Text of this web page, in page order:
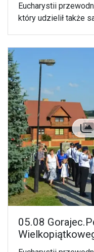
Eucharystii
który udzielił także
05.08